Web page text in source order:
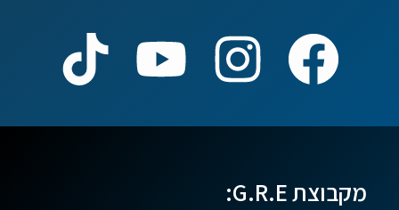
מקבוצת G.R.E: